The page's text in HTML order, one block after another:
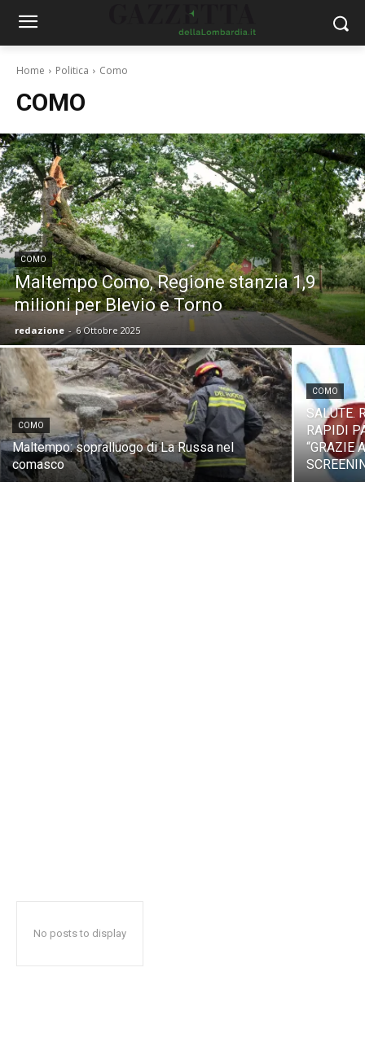
Home Politica Como
COMO
COMO
Maltempo Como, Regione stanzia 1,9
milioni per Blevio e Torno
redazione - 6 Ottobre 2025
COMO
Maltempo: sopralluogo di La Russa nel
comasco
COMO
SALUTE.
RAPIDI
“GRAZIE
No posts to display